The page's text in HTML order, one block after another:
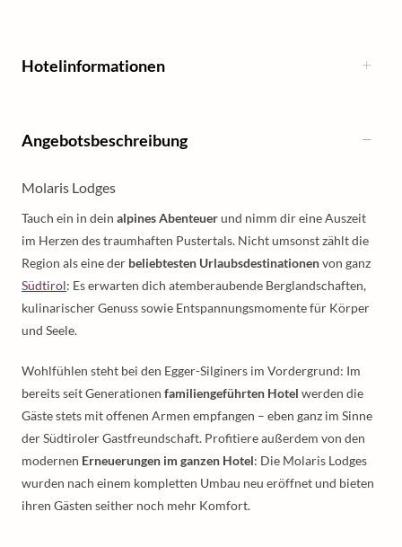
Hotelinformationen
Angebotsbeschreibung
Molaris Lodges
Tauch ein in dein alpines Abenteuerund nimm dir eine Auszeit
im Herzen des traumhaften Pustertals. Nicht umsonst zählt die
Region als eine der beliebtesten Urlaubsdestinationenvon ganz
Südtirol: Es erwarten dich atemberaubende Berglandschaften,
kulinarischer Genuss sowie Entspannungsmomente für Körper
und Seele.
Wohlfühlen steht bei den Egger-Silginers im Vordergrund: Im
bereits seit Generationen familiengeführten Hotel werden die
Gäste stets mit offenen Armen empfangen – eben ganz im Sinne
der Südtiroler Gastfreundschaft. Profitiere außerdem von den
modernen Erneuerungen im ganzen Hotel: Die Molaris Lodges
wurden nach einem kompletten Umbau neu eröffnet und bieten
ihren Gästen seither noch mehr Komfort.